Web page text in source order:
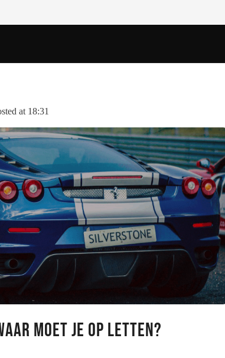
at 18:31
Moet Je Op Letten?